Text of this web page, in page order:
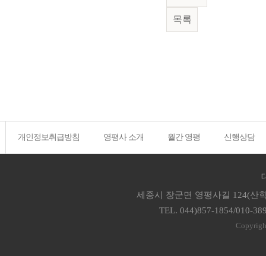
목록
개인정보취급방침 영평사 소개 월간 영평 신행상담
세종시 장군면 영평사길 124(산
TEL. 044)857-1854/010-